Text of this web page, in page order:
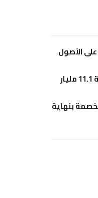
على الأصول
المصريون قسطوا مشتريات بقيمة 11.1 مليار
بنهاية